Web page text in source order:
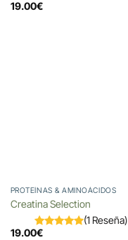
19.00€
PROTEÍNAS & AMINOÁCIDOS
Creatina Selection
(1 Reseña)
19.00€